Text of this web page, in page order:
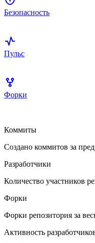
Безопасность
Пульс
Форки
Коммиты
Создано коммитов за
Разработчики
Количество участников
Форки
Форки репозитория за
Активность